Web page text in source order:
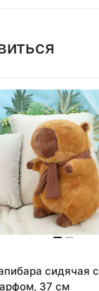
сидячая с
37 см